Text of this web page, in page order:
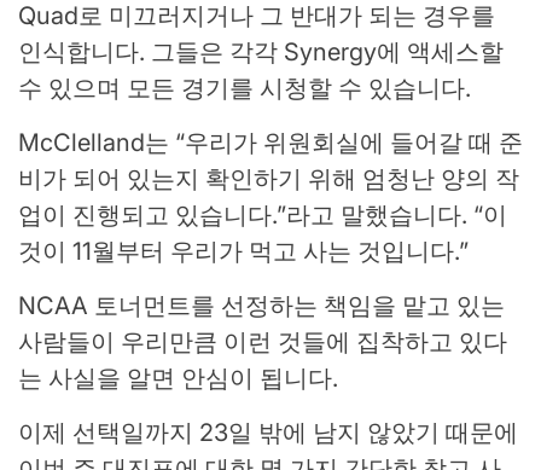
Quad로 미끄러지거나 그 반대가 되는 경우를
인식합니다. 그들은 각각 Synergy에 액세스할
수 있으며 모든 경기를 시청할 수 있습니다.
McClelland는 “우리가 위원회실에 들어갈 때 준
비가 되어 있는지 확인하기 위해 엄청난 양의 작
업이 진행되고 있습니다.”라고 말했습니다. “이
것이 11월부터 우리가 먹고 사는 것입니다.”
NCAA 토너먼트를 선정하는 책임을 맡고 있는
사람들이 우리만큼 이런 것들에 집착하고 있다
는 사실을 알면 안심이 됩니다.
이제 선택일까지 23일 밖에 남지 않았기 때문에